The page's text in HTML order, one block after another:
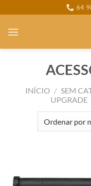
to
content
64
INÍCIO / SEM
UPGRADE